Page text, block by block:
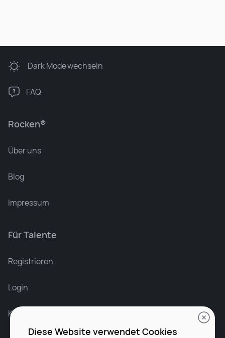
Rocken®
Über uns
Blog
Impressum
Für Talente
Registrieren
Login
Karriere bei Rocken
Dark Modewechseln
FAQ
Diese Website verwendet Cookies